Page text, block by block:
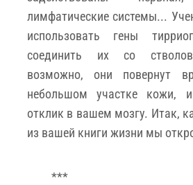
лимфатические системы...
использовать гены
соединить их со
возможно, они повернут
небольшом участке кожи,
отклик в вашем мозгу. Итак,
из вашей книги жизни мы
***